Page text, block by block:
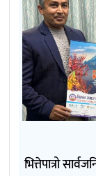
भित्तेपात्रो